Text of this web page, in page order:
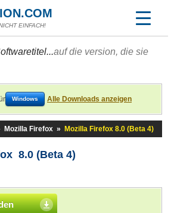
EINFACH!
auf die version, die sie
Windows Alle Downloads anzeigen
Mozilla Firefox » Mozilla Firefox 8.0 (Beta 4)
8.0 (Beta 4)